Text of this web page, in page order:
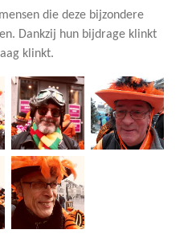
die deze bijzondere
Dankzij hun bijdrage klinkt
klinkt.